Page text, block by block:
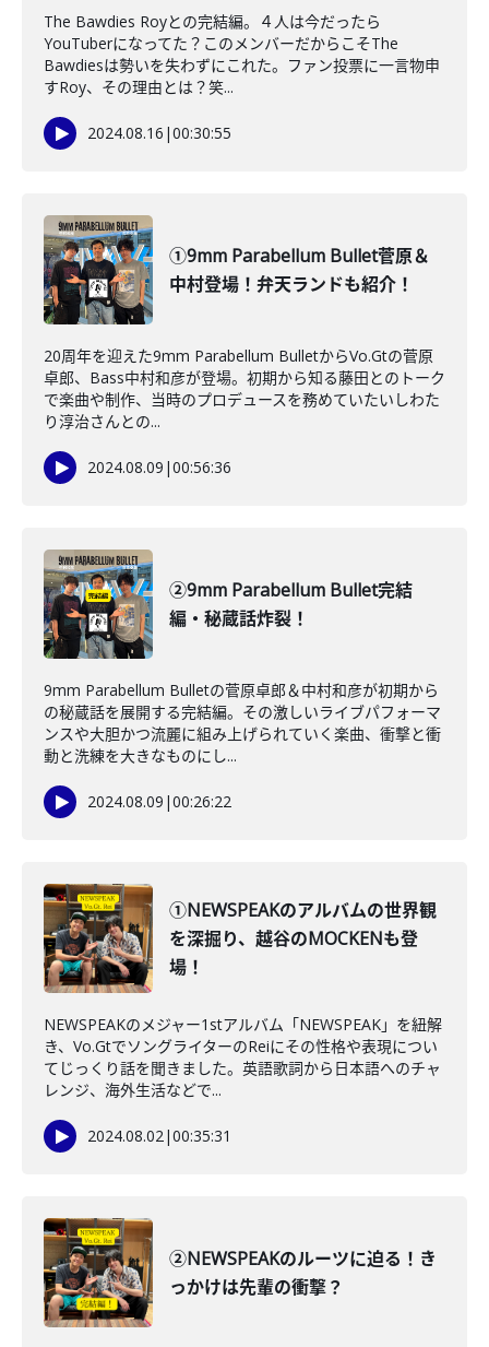
The Bawdies Royとの完結編。４人は今だったら
YouTuberになってた？このメンバーだからこそThe
Bawdiesは勢いを失わずにこれた。ファン投票に一言物申
すRoy、その理由とは？笑...
2024.08.16 |00:30:55
①9mm Parabellum Bullet菅原＆
中村登場！弁天ランドも紹介！
20周年を迎えた9mm Parabellum BulletからVo.Gtの菅原
卓郎、Bass中村和彦が登場。初期から知る藤田とのトーク
で楽曲や制作、当時のプロデュースを務めていたいしわた
り淳治さんとの...
2024.08.09 |00:56:36
②9mm Parabellum Bullet完結
編・秘蔵話炸裂！
9mm Parabellum Bulletの菅原卓郎＆中村和彦が初期から
の秘蔵話を展開する完結編。その激しいライブパフォーマ
ンスや大胆かつ流麗に組み上げられていく楽曲、衝撃と衝
動と洗練を大きなものにし...
2024.08.09 |00:26:22
①NEWSPEAKのアルバムの世界観
を深掘り、越谷のMOCKENも登
場！
NEWSPEAKのメジャー1stアルバム「NEWSPEAK」を紐解
き、Vo.GtでソングライターのReiにその性格や表現につい
てじっくり話を聞きました。英語歌詞から日本語へのチャ
レンジ、海外生活などで...
2024.08.02|00:35:31
②NEWSPEAKのルーツに迫る！き
っかけは先輩の衝撃？